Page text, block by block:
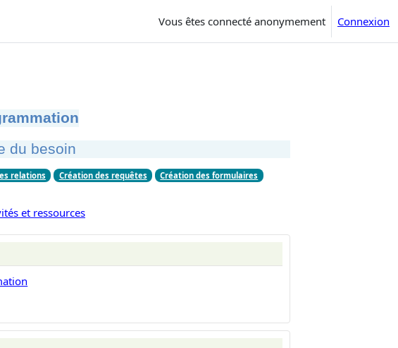
Vous êtes connecté anonymement Connexion
du besoin
relations Création des requêtes
Création des formulaires
et ressources